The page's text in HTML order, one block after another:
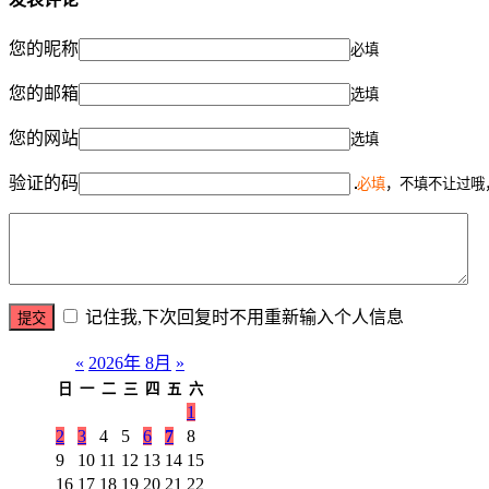
您的昵称 必填
您的邮箱 选填
您的网站 选填
验证的码 必填，不填不让过
记住我,下次回复时不用重新输入个人信息
« 2026年 8月 »
日 一 二 三 四 五 六
1
2
3 4 5 6 7
8
9
10 11 12 13 14 15
16 17 18 19 20 21 22